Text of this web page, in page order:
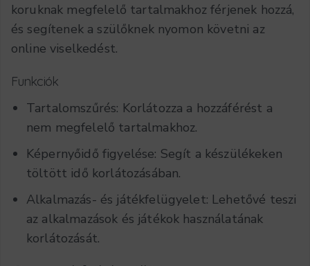
koruknak megfelelő tartalmakhoz férjenek hozzá,
és segítenek a szülőknek nyomon követni az
online viselkedést.
Funkciók
Tartalomszűrés: Korlátozza a hozzáférést a
nem megfelelő tartalmakhoz.
Képernyőidő figyelése: Segít a készülékeken
töltött idő korlátozásában.
Alkalmazás- és játékfelügyelet: Lehetővé teszi
az alkalmazások és játékok használatának
korlátozását.